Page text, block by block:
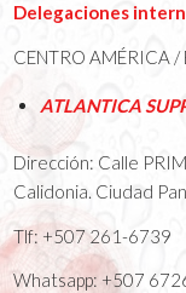
Delegaciones
CENTRO AMÉRICA /
ATLANTICA
Dirección: Calle
Calidonia. Ciudad
Tlf: +507 261-6739
Whatsapp: +507